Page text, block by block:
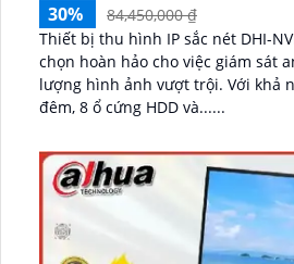
30%
84,450,000 ₫
Thiết bị thu hình IP sắc nét DHI-
chọn hoàn hảo cho việc giám sát
lượng hình ảnh vượt trội. Với khả năng xem được ban
đêm, 8 ổ cứng HDD và......